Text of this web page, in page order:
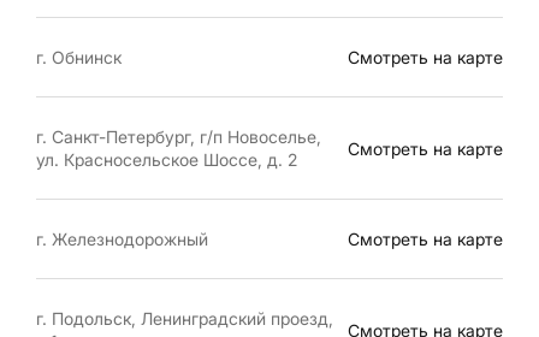
г. Обнинск Смотреть на карте
г. Санкт-Петербург, г/п Новоселье,
ул. Красносельское Шоссе, д. 2
Смотреть на карте
г. Железнодорожный Смотреть на карте
г. Подольск, Ленинградский проезд,
Смотреть на карте